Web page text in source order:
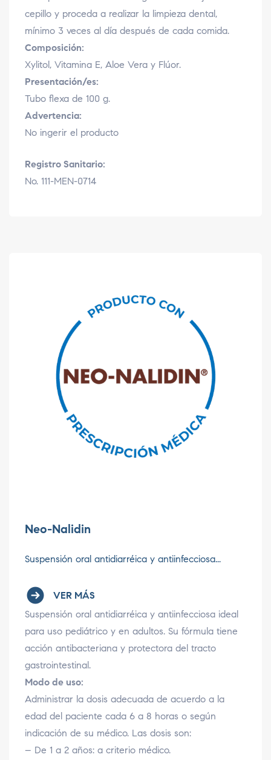
cepillo y proceda a realizar la limpieza dental,
mínimo 3 veces al día después de cada comida.
Composición:
Xylitol, Vitamina E, Aloe Vera y Flúor.
Presentación/es:
Tubo flexa de 100 g.
Advertencia:
No ingerir el producto
Registro Sanitario:
No. 111-MEN-0714
Neo-Nalidin
Suspensión oral antidiarréica y antiinfecciosa...
VER MÁS
Suspensión oral antidiarréica y antiinfecciosa ideal
para uso pediátrico y en adultos. Su fórmula tiene
acción antibacteriana y protectora del tracto
gastrointestinal.
Modo de uso:
Administrar la dosis adecuada de acuerdo a la
edad del paciente cada 6 a 8 horas o según
indicación de su médico. Las dosis son:
– De 1 a 2 años: a criterio médico.